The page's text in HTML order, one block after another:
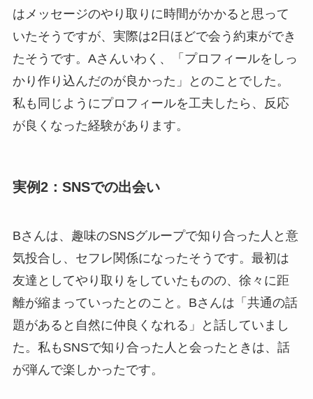
はメッセージのやり取りに時間がかかると思って
いたそうですが、実際は2日ほどで会う約束ができ
たそうです。Aさんいわく、「プロフィールをしっ
かり作り込んだのが良かった」とのことでした。
私も同じようにプロフィールを工夫したら、反応
が良くなった経験があります。
実例2：SNSでの出会い
Bさんは、趣味のSNSグループで知り合った人と意
気投合し、セフレ関係になったそうです。最初は
友達としてやり取りをしていたものの、徐々に距
離が縮まっていったとのこと。Bさんは「共通の話
題があると自然に仲良くなれる」と話していまし
た。私もSNSで知り合った人と会ったときは、話
が弾んで楽しかったです。